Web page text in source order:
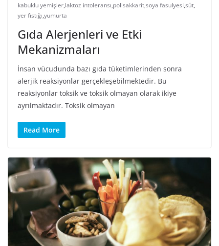
kabuklu yemişler,laktoz intoleransı,polisakkarit,soya fasulyesi,süt,
yer fıstığı,yumurta
Gıda Alerjenleri ve Etki
Mekanizmaları
İnsan vücudunda bazı gıda tüketimlerinden sonra
alerjik reaksiyonlar gerçekleşebilmektedir. Bu
reaksiyonlar toksik ve toksik olmayan olarak ikiye
ayrılmaktadır. Toksik olmayan
Read More